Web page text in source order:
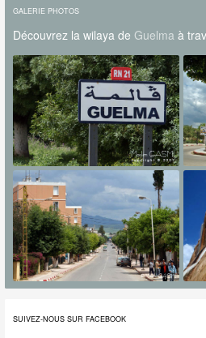
GALERIE PHOTOS
Découvrez la wilaya de Guelma à
SUIVEZ-NOUS SUR FACEBOOK